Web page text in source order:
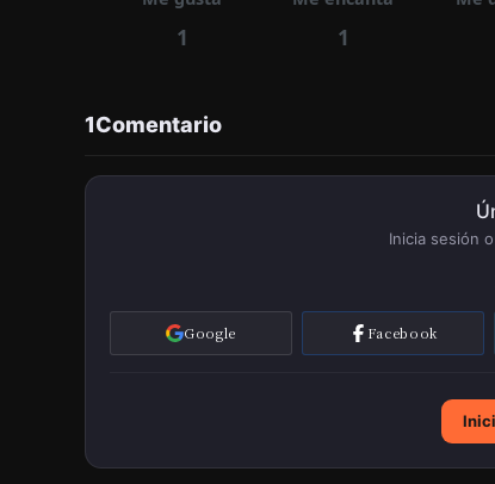
1 1
1Comentario
Inicia sesión
Google Facebook